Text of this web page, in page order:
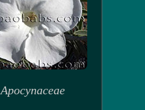
Apocynaceae